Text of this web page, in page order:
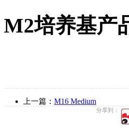
M2培养基产
上一篇： M16 Medium
分享到：